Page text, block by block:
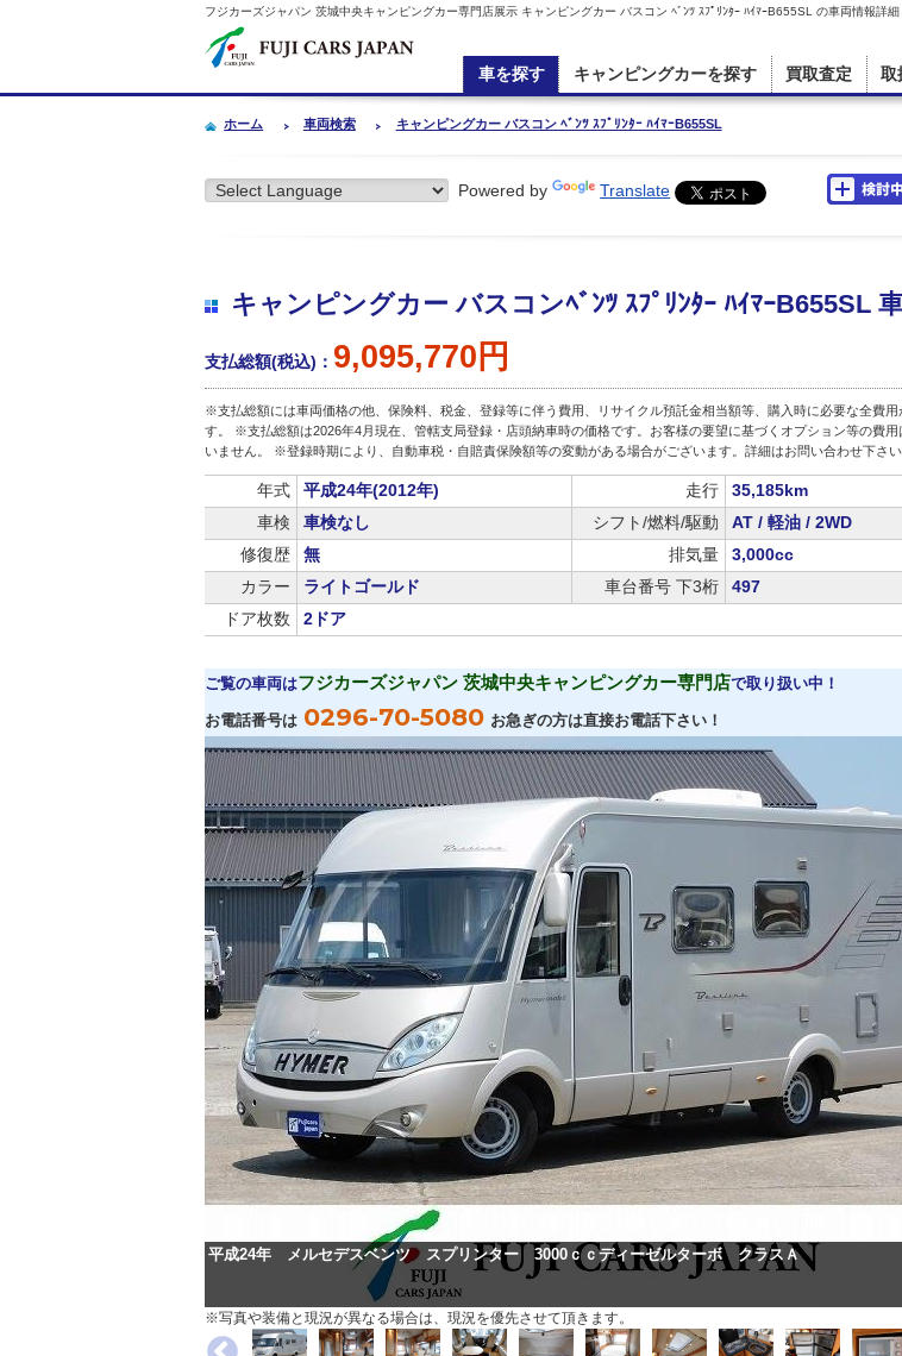
フジカーズジャパン 茨城中央キャンピングカー専門店展示 キャンピングカー バスコン ﾍﾞﾝﾂ ｽﾌﾟﾘﾝﾀｰ ﾊｲﾏｰB655SL の車両情報詳細
車を探す キャンピングカーを探す 買取査定 取
ホーム 車両検索 キャンピングカー バスコン ﾍﾞﾝﾂ ｽﾌﾟﾘﾝﾀｰ ﾊｲﾏｰB655SL
Powered by Translate
キャンピングカー バスコンﾍﾞﾝﾂ ｽﾌﾟﾘﾝﾀｰ ﾊｲﾏｰB655SL
支払総額(税込)： 9,095,770円
※支払総額には車両価格の他、保険料、税金、登録等に伴う費用、リサイクル預託金相当額等、購入時に必要な全費用
す。 ※支払総額は2026年4月現在、管轄支局登録・店頭納車時の価格です。お客様の要望に基づくオプション等の費用
いません。 ※登録時期により、自動車税・自賠責保険額等の変動がある場合がございます。詳細はお問い合わせ下さい
年式 平成24年(2012年) 走行
35,185km
車検
車検なし シフト/燃料/駆動
AT / 軽油 / 2WD
修復歴
無 排気量
3,000cc
カラー
ライトゴールド 車台番号 下3桁
497
ドア枚数
2ドア
ご覧の車両はフジカーズジャパン 茨城中央キャンピングカー専門店で取り扱い中！
お電話番号は 0296-70-5080 お急ぎの方は直接お電話下さい！
平成24年 メルセデスベンツ スプリンター 3000ｃｃディーゼルターボ クラスＡ
※写真や装備と現況が異なる場合は、現況を優先させて頂きます。